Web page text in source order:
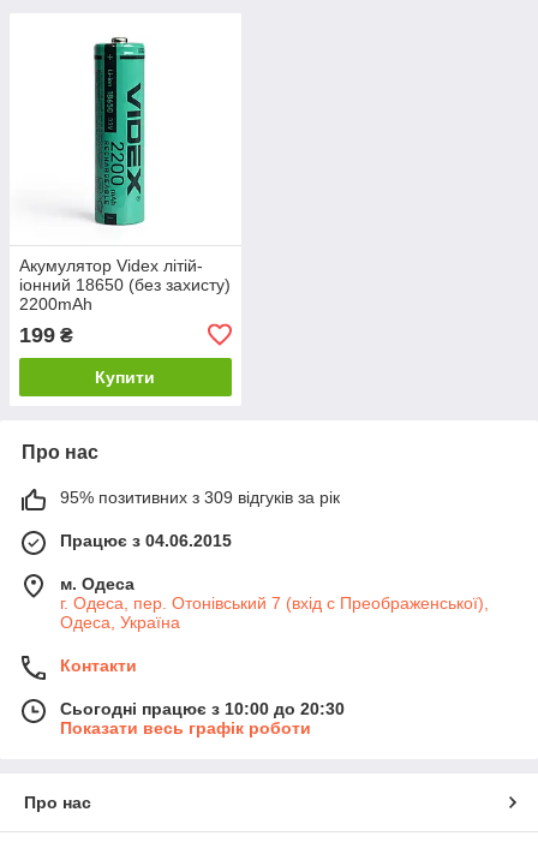
Акумулятор Videx літій-
іонний 18650 (без захисту)
2200mAh
199 ₴
Купити
Про нас
95% позитивних з 309 відгуків за рік
Працює з 04.06.2015
м. Одеса
г. Одеса, пер. Отонівський 7 (вхід с Преображенської),
Одеса, Україна
Контакти
Сьогодні працює з 10:00 до 20:30
Показати весь графік роботи
Про нас